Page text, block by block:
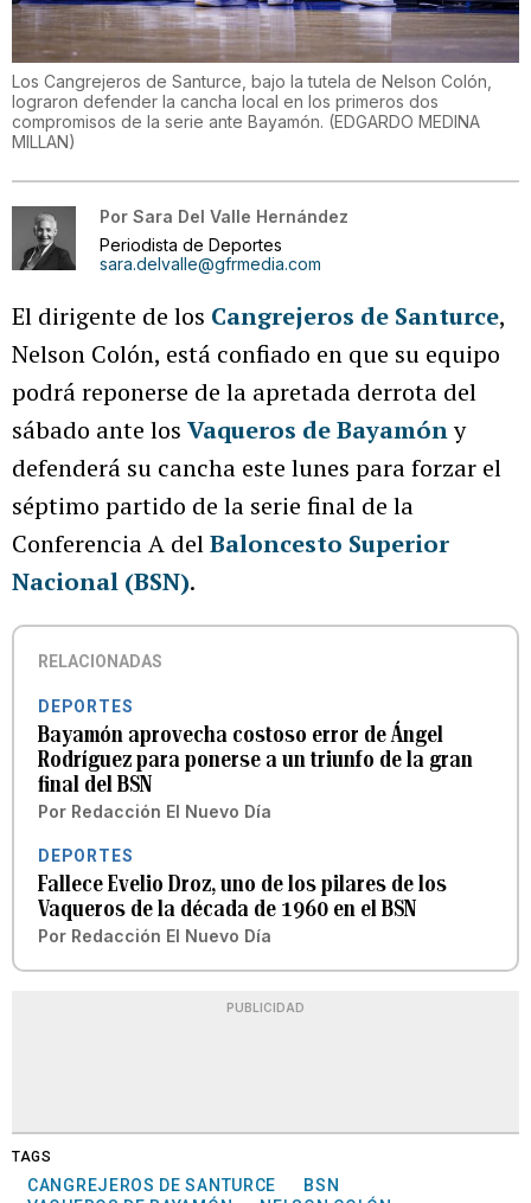
Los Cangrejeros de Santurce, bajo la tutela de Nelson Colón,
lograron defender la cancha local en los primeros dos
compromisos de la serie ante Bayamón. (EDGARDO MEDINA
MILLAN)
Por Sara Del Valle Hernández
Periodista de Deportes
sara.delvalle@gfrmedia.com
El dirigente de los Cangrejeros de Santurce,
Nelson Colón, está confiado en que su equipo
podrá reponerse de la apretada derrota del
sábado ante los Vaqueros de Bayamóny
defenderá su cancha este lunes para forzar el
séptimo partido de la serie final de la
Conferencia A delBaloncesto Superior
Nacional (BSN).
RELACIONADAS
DEPORTES
Bayamón aprovecha costoso error de Ángel
Rodríguez para ponerse a un triunfo de la gran
final del BSN
Por Redacción El Nuevo Día
DEPORTES
Fallece Evelio Droz, uno de los pilares de los
Vaqueros de la década de 1960 en el BSN
Por Redacción El Nuevo Día
PUBLICIDAD
TAGS
CANGREJEROS DE SANTURCE
BSN